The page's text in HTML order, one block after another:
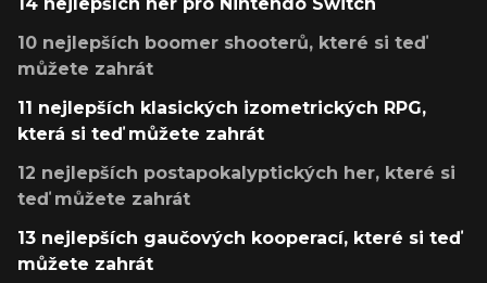
10 nejlepších boomer shooterů, které si teď
můžete zahrát
11 nejlepších klasických izometrických RPG,
která si teď můžete zahrát
12 nejlepších postapokalyptických her, které si
teď můžete zahrát
13 nejlepších gaučových kooperací, které si teď
můžete zahrát